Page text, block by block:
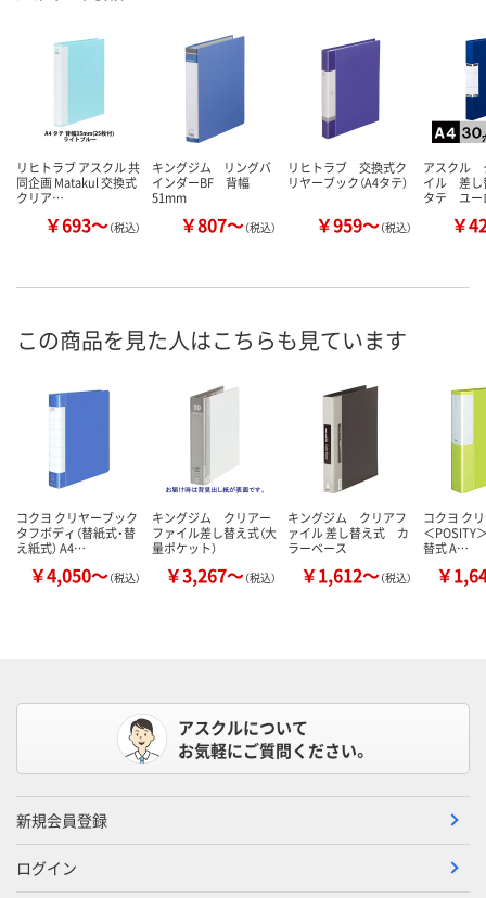
リヒトラブ アスクル 共
同企画 Matakul 交換式
クリア…
￥693～（税込）
キングジム リングバ
インダーBF 背幅
51mm
￥807～（税込）
リヒトラブ 交換式ク
リヤーブック（A4タテ）
￥959～（税込）
アスクル
イル 差
タテ ユー
￥
この商品を見た人はこちらも見ています
コクヨ クリヤーブック
タフボディ（替紙式・替
え紙式） A4…
￥4,050～（税込）
キングジム クリアー
ファイル差し替え式（大
量ポケット）
￥3,267～（税込）
キングジム クリアフ
ァイル 差し替え式 カ
ラーベース
￥1,612～（税込）
コクヨ ク
＜POSITY
替式 A…
￥
アスクルについて
お気軽にご質問ください。
新規会員登録
ログイン